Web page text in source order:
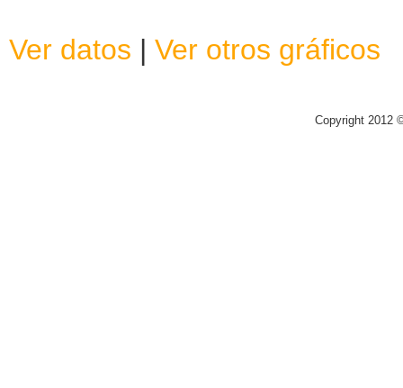
Ver datos | Ver otros gráficos
Copyright 2012